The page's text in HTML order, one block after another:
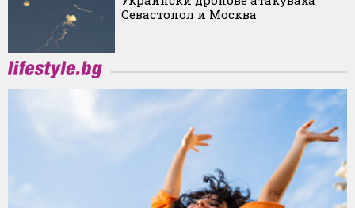
Севастопол и Москва